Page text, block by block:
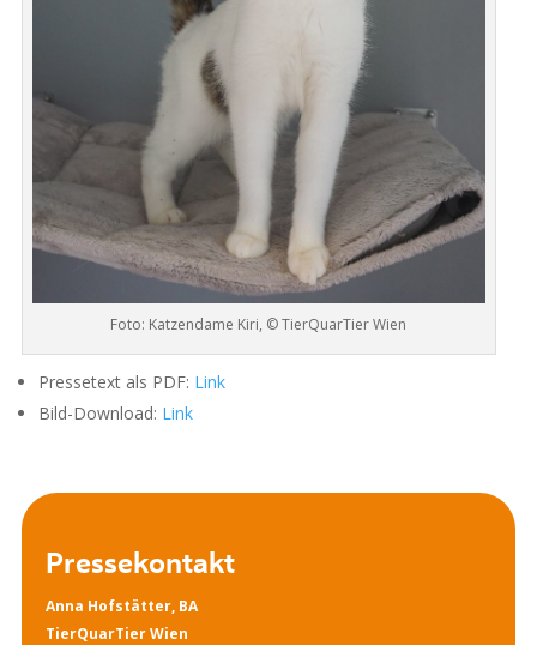
Foto: Katzendame Kiri, © TierQuarTier Wien
Pressetext als PDF: Link
Bild-Download: Link
Pressekontakt
Anna Hofstätter, BA
TierQuarTier Wien